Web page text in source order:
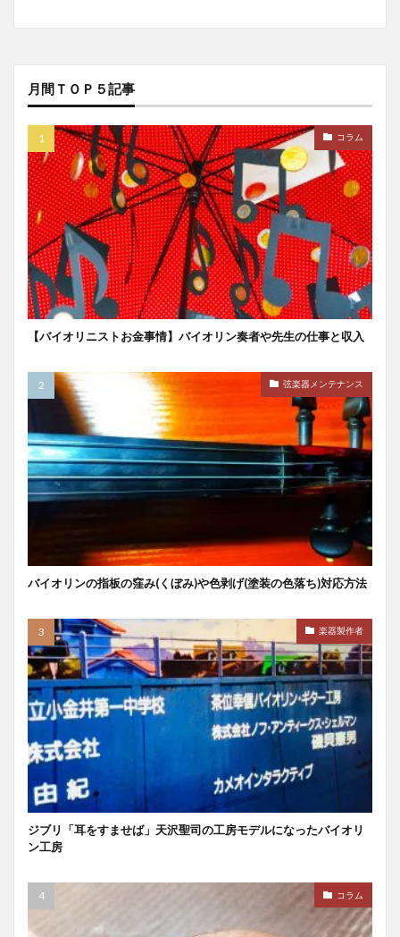
月間ＴＯＰ５記事
コラム
【バイオリニストお金事情】バイオリン奏者や先生の仕事と収入
弦楽器メンテナンス
バイオリンの指板の窪み(くぼみ)や色剥げ(塗装の色落ち)対応方法
楽器製作者
ジブリ「耳をすませば」天沢聖司の工房モデルになったバイオリ
ン工房
コラム